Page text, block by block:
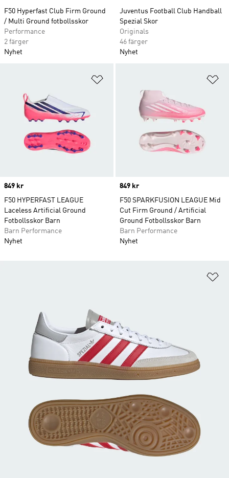
F50 Hyperfast Club Firm Ground
/ Multi Ground fotbollsskor
Performance
2 färger
Nyhet
Juventus Football Club Handball
Spezial Skor
Originals
46 färger
Nyhet
Price
849 kr
F50 HYPERFAST LEAGUE
Laceless Artificial Ground
Fotbollsskor Barn
Barn Performance
Nyhet
Price
849 kr
F50 SPARKFUSION LEAGUE Mid
Cut Firm Ground / Artificial
Ground Fotbollsskor Barn
Barn Performance
Nyhet